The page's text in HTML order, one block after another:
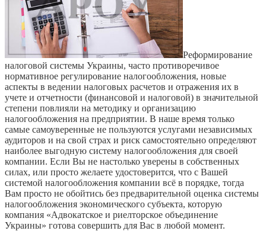
Реформирование
налоговой системы Украины, часто противоречивое
нормативное регулирование налогообложения, новые
аспекты в ведении налоговых расчетов и отражения их в
учете и отчетности (финансовой и налоговой) в значительной
степени повлияли на методику и организацию
налогообложения на предприятии. В наше время только
самые самоуверенные не пользуются услугами независимых
аудиторов и на свой страх и риск самостоятельно определяют
наиболее выгодную систему налогообложения для своей
компании. Если Вы не настолько уверены в собственных
силах, или просто желаете удостоверится, что с Вашей
системой налогообложения компании всё в порядке, тогда
Вам просто не обойтись без предварительной оценка системы
налогообложения экономического субъекта, которую
компания «Адвокатское и риелторское объединение
Украины» готова совершить для Вас в любой момент.